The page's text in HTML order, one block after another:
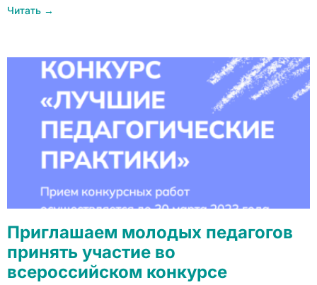
Читать →
Приглашаем молодых педагогов
принять участие во
всероссийском конкурсе